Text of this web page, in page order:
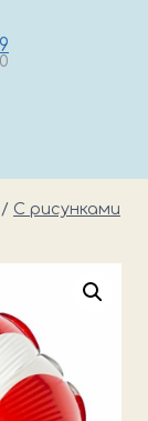
/ С рисунками